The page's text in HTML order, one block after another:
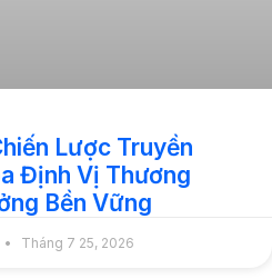
Lược Truyền
Định Vị Thương
Bền Vững
Tháng 7 25, 2026